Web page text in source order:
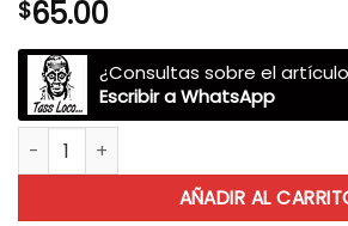
$65.00
¿Consultas sobre el
Escribir a WhatsApp
Halogenas Honda HRV 2015 - 2022
AÑADIR AL